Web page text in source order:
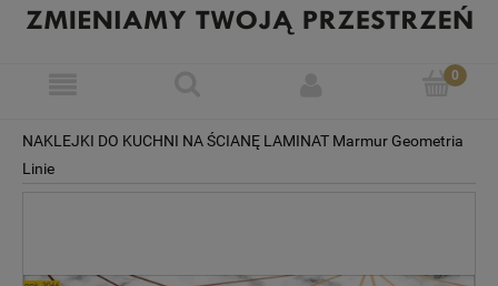
NAKLEJKI DO KUCHNI NA ŚCIANĘ LAMINAT Marmur Geometria
Linie